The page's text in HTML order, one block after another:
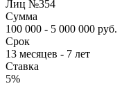
Лиц №354
Сумма
100 000 - 5 000 000 руб.
Срок
13 месяцев - 7 лет
Ставка
5%